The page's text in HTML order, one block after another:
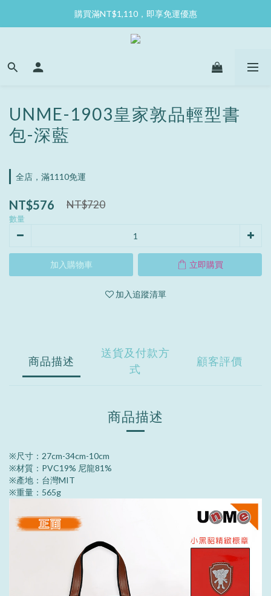
購買滿NT$1,110，即享免運優惠
UNME-1903皇家敦品輕型書
包-深藍
全店，滿1110免運
NT$576 NT$720
數量
加入購物車 立即購買
加入追蹤清單
商品描述
送貨及付款方
式
顧客評價
商品描述
※尺寸：27cm-34cm-10cm
※材質：PVC19% 尼龍81%
※產地：台灣MIT
※重量：565g